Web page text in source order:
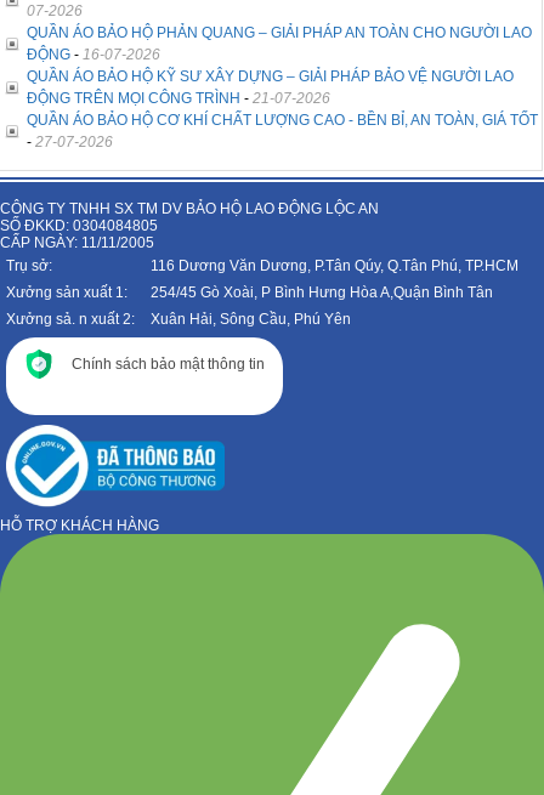
07-2026
QUẦN ÁO BẢO HỘ PHẢN QUANG – GIẢI PHÁP AN TOÀN CHO NGƯỜI LAO
ĐỘNG - 16-07-2026
QUẦN ÁO BẢO HỘ KỸ SƯ XÂY DỰNG – GIẢI PHÁP BẢO VỆ NGƯỜI LAO
ĐỘNG TRÊN MỌI CÔNG TRÌNH - 21-07-2026
QUẦN ÁO BẢO HỘ CƠ KHÍ CHẤT LƯỢNG CAO - BỀN BỈ, AN TOÀN, GIÁ TỐT
- 27-07-2026
CÔNG TY TNHH SX TM DV BẢO HỘ LAO ĐỘNG LỘC AN
SỐ ĐKKD: 0304084805
CẤP NGÀY: 11/11/2005
Trụ sở:
116 Dương Văn Dương, P.Tân Qúy, Q.Tân Phú, TP.HCM
Xưởng sản xuất 1:
254/45 Gò Xoài, P Bình Hưng Hòa A,Quận Bình Tân
Xưởng sả. n xuất 2:
Xuân Hải, Sông Cầu, Phú Yên
Chính sách bảo mật thông tin
HỖ TRỢ KHÁCH HÀNG